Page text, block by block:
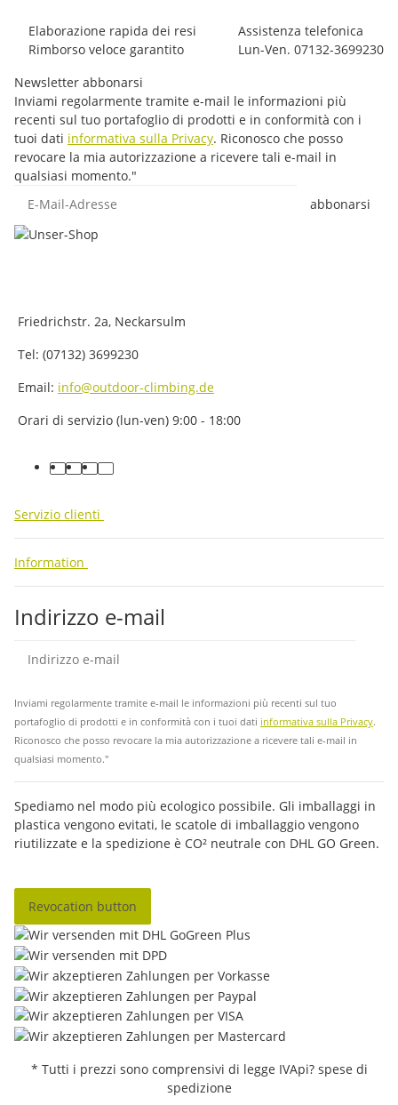
Elaborazione rapida dei resi
Rimborso veloce garantito
Assistenza telefonica
Lun-Ven. 07132-3699230
Newsletter abbonarsi
Inviami regolarmente tramite e-mail le informazioni più
recenti sul tuo portafoglio di prodotti e in conformità con i
tuoi dati informativa sulla Privacy. Riconosco che posso
revocare la mia autorizzazione a ricevere tali e-mail in
qualsiasi momento."
abbonarsi
Friedrichstr. 2a, Neckarsulm
Tel: (07132) 3699230
Email: info@outdoor-climbing.de
Orari di servizio (lun-ven) 9:00 - 18:00
facebook
youtube
instagram
tiktok
Servizio clienti
Information
Indirizzo e-mail
Inviami regolarmente tramite e-mail le informazioni più recenti sul tuo
portafoglio di prodotti e in conformità con i tuoi dati informativa sulla Privacy.
Riconosco che posso revocare la mia autorizzazione a ricevere tali e-mail in
qualsiasi momento."
Spediamo nel modo più ecologico possibile. Gli imballaggi in
plastica vengono evitati, le scatole di imballaggio vengono
riutilizzate e la spedizione è CO² neutrale con DHL GO Green.
Revocation button
* Tutti i prezzi sono comprensivi di legge IVApi? spese di
spedizione